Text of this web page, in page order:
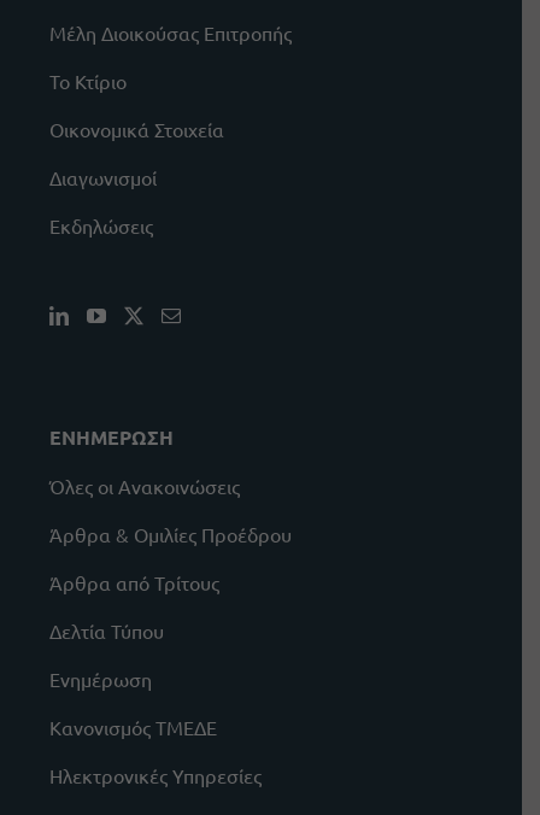
Μέλη Διοικούσας Επιτροπής
Το Κτίριο
Οικονομικά Στοιχεία
Διαγωνισμοί
Εκδηλώσεις
ΕΝΗΜΕΡΩΣΗ
Όλες οι Ανακοινώσεις
Άρθρα & Ομιλίες Προέδρου
Άρθρα από Τρίτους
Δελτία Τύπου
Ενημέρωση
Κανονισμός ΤΜΕΔΕ
Ηλεκτρονικές Υπηρεσίες